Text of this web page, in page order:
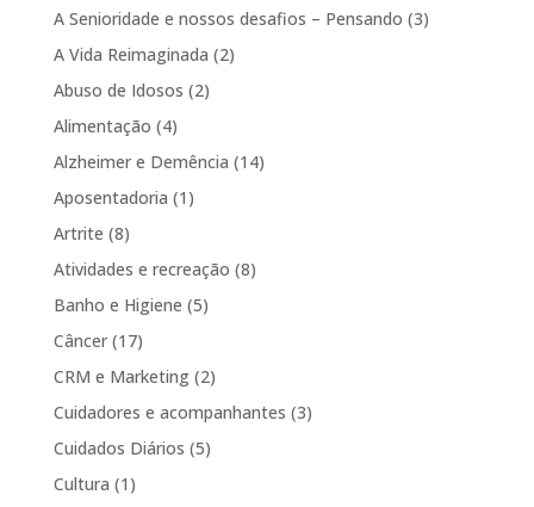
A Senioridade e nossos desafios – Pensando (3)
A Vida Reimaginada (2)
Abuso de Idosos (2)
Alimentação (4)
Alzheimer e Demência (14)
Aposentadoria (1)
Artrite (8)
Atividades e recreação (8)
Banho e Higiene (5)
Câncer(17)
CRM e Marketing(2)
Cuidadores e acompanhantes (3)
Cuidados Diários (5)
Cultura (1)